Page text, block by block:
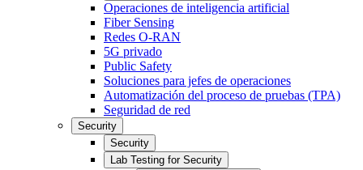
Operaciones de inteligencia artificial
Fiber Sensing
Redes O-RAN
5G privado
Public Safety
Soluciones para jefes de operaciones
Automatización del proceso de pruebas (TPA)
Seguridad de red
Security
Security
Lab Testing for Security